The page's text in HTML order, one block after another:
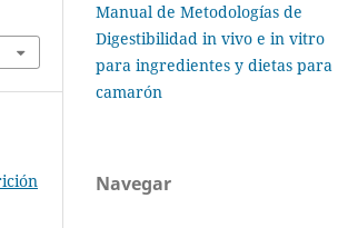
Manual de Metodologías de
Digestibilidad in vivo e in vitro
para ingredientes y dietas para
camarón
Navegar